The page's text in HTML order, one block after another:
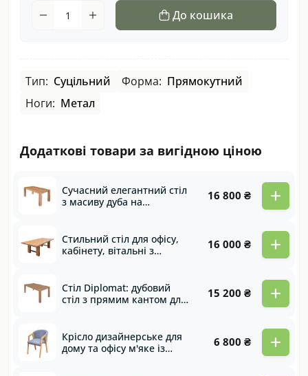
До кошика
Тип: Суцільний Форма: Прямокутний
Ноги: Метал
Додаткові товари за вигідною ціною
Сучасний елегантний стіл
з масиву дуба на
16 800 ₴ +
Стильний стіл для офісу,
кабінету, вітальні з
Viking
16 000 ₴ +
Стіл Diplomat: дубовий
стіл з прямим кантом для
15 200 ₴ +
Крісло дизайнерське для
дому та офісу м'яке із
6 800 ₴ +